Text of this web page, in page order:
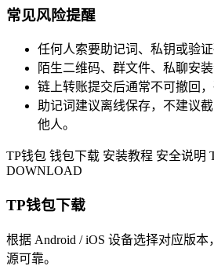
常见风险提醒
任何人索要助记词、私钥或验
陌生二维码、群文件、私聊安
链上转账提交后通常不可撤回，
助记词建议离线保存，不建议
他人。
TP钱包 钱包下载 安装教程 安全说明
DOWNLOAD
TP钱包下载
根据 Android / iOS 设备选择对应版
源可靠。